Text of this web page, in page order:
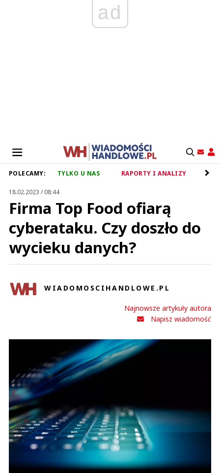
ad
POLECAMY: TYLKO U NAS RAPORTY I ANALIZY
18.02.2023 / 08:44
Firma Top Food ofiarą
cyberataku. Czy doszło do
wycieku danych?
WIADOMOSCIHANDLOWE.PL
Najnowsze artykuły autora
Napisz wiadomość